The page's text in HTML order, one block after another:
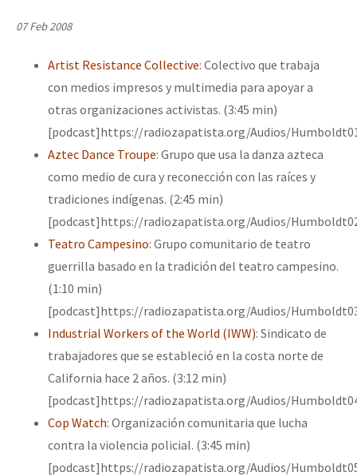
Migración
Mujeres
Niñxs
ETIQUETAS
MULTIMEDIA
Audio
Fotorreportaje
Semillero Guerra contra la Humanidad. (Las poblaciones y
la naturaleza bajo asedio)
Libros para descargar
Medios Libres
“Sonhando a Terra do Bem Virá” se publica no Estado Espanhol
Se o México sabe, que o mundo saiba! Nossas lutas pela
[25 abr – CDMX] Tokín por el CNI: 30 años de Resistencia y
07 Feb 2008
Artist Resistance Collective: Colectivo que trabaja
con medios impresos y multimedia para apoyar a
otras organizaciones activistas. (3:45 min)
[podcast]https://radiozapatista.org/Audios/
Aztec Dance Troupe: Grupo que usa la danza azteca
como medio de cura y reconección con las raíces y
tradiciones indígenas. (2:45 min)
[podcast]https://radiozapatista.org/Audios/
Teatro Campesino: Grupo comunitario de teatro
guerrilla basado en la tradición del teatro campesino.
(1:10 min)
[podcast]https://radiozapatista.org/Audios/
Industrial Workers of the World (IWW): Sindicato de
trabajadores que se estableció en la costa norte de
California hace 2 años. (3:12 min)
[podcast]https://radiozapatista.org/Audios/
Cop Watch: Organización comunitaria que lucha
contra la violencia policial. (3:45 min)
[podcast]https://radiozapatista.org/Audios/